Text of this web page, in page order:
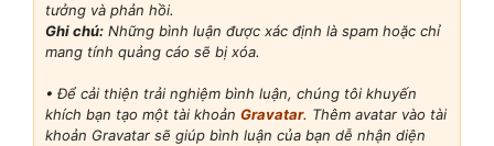
tưởng và phản hồi.
Ghi chú: Những bình luận được xác định là spam hoặc chỉ
mang tính quảng cáo sẽ bị xóa.
• Để cải thiện trải nghiệm bình luận, chúng tôi khuyến
khích bạn tạo một tài khoản Gravatar. Thêm avatar vào tài
khoản Gravatar sẽ giúp bình luận của bạn dễ nhận diện